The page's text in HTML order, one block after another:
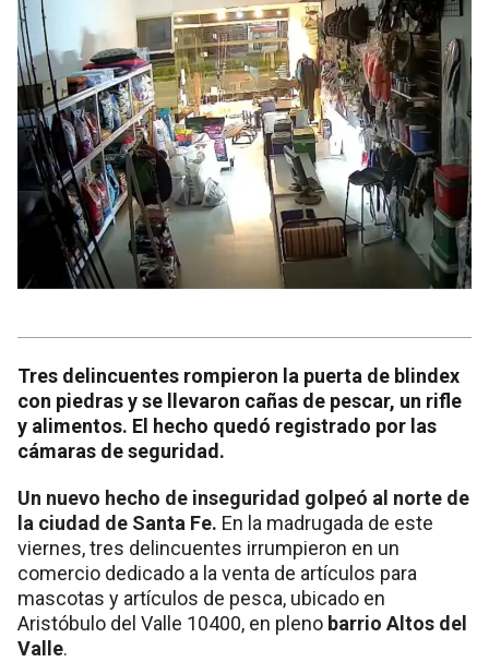
Tres delincuentes rompieron la puerta de blindex
con piedras y se llevaron cañas de pescar, un rifle
y alimentos. El hecho quedó registrado por las
cámaras de seguridad.
Un nuevo hecho de inseguridad golpeó al norte de
la ciudad de Santa Fe. En la madrugada de este
viernes, tres delincuentes irrumpieron en un
comercio dedicado a la venta de artículos para
mascotas y artículos de pesca, ubicado en
Aristóbulo del Valle 10400, en pleno barrio Altos del
Valle.